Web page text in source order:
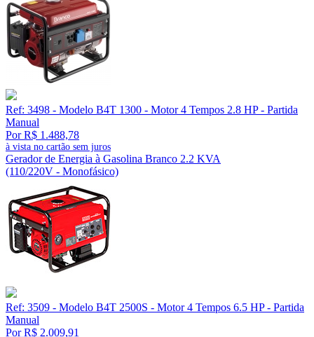
Ref: 3498 - Modelo B4T 1300 - Motor 4 Tempos 2.8 HP - Partida
Manual
Por R$ 1.488,78
à vista no cartão sem juros
Gerador de Energia à Gasolina Branco 2.2 KVA
(110/220V - Monofásico)
Ref: 3509 - Modelo B4T 2500S - Motor 4 Tempos 6.5 HP - Partida
Manual
Por R$ 2.009,91